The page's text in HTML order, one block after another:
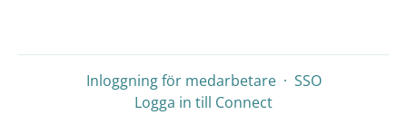
Inloggning för medarbetare · SSO
Logga in till Connect